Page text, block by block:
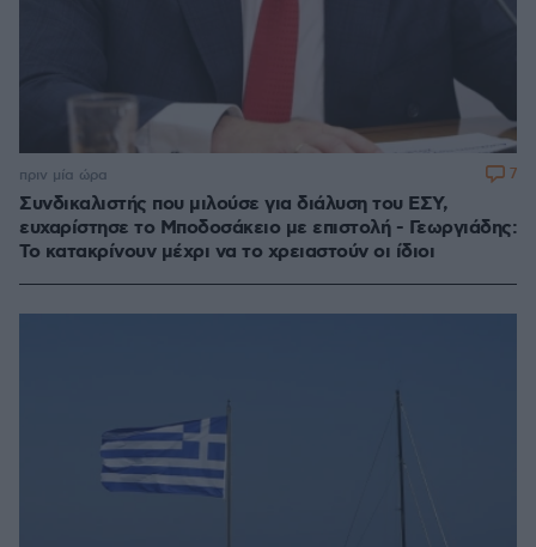
Συνδικαλιστής που μιλούσε για διάλυση του ΕΣΥ,
ευχαρίστησε το Μποδοσάκειο με επιστολή - Γεωργιάδης:
Το κατακρίνουν μέχρι να το χρειαστούν οι ίδιοι
πριν μία ώρα 7